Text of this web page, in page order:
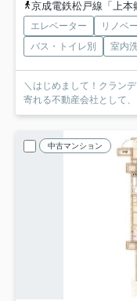
京成電鉄松戸線「上本
エレベーター リノベ
バス・トイレ別
室内
＼はじめまして！クランディアです／ 綾瀬駅近く
寄れる不動産会社として
中古マンション